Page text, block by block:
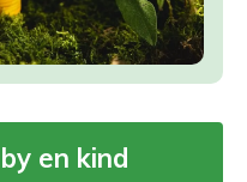
en kind